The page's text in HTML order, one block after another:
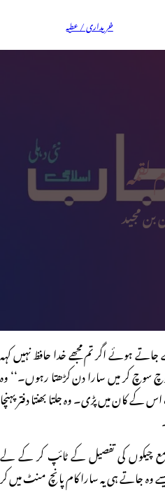
خریداری / عطیہ
لقمہ
مجید
جاتے ہوئے اگر تم مجھے خدا حافظ نہیں کہہ
سوچ کر میں سارا دن کڑھتا رہوں۔‘‘ وہ
کے کان میں پڑی۔ وہ جلتا بھنتا دفتر پہنچا
چیکوں کی تفصیل کے ٹائپ کر کے لے
وہ جاتے ہی یہ سارا کام پانچ منٹ میں کر